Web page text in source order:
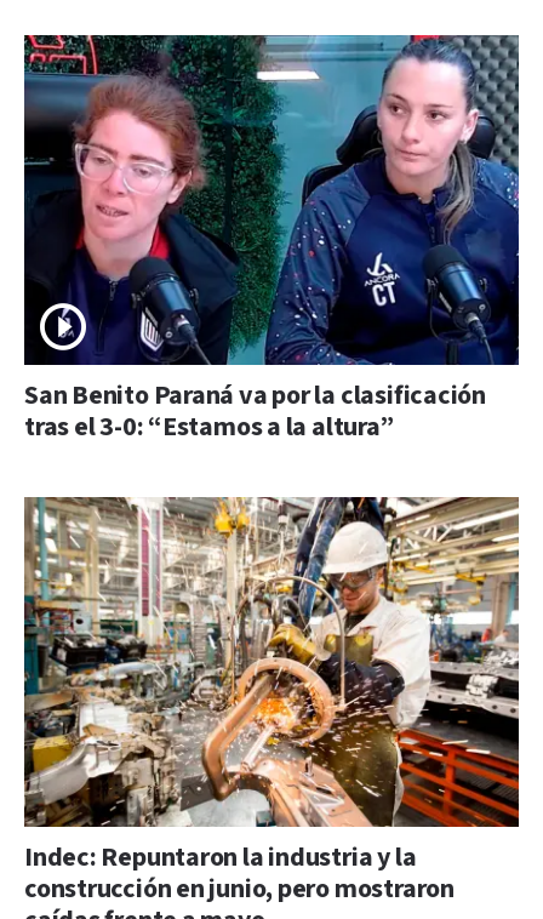
San Benito Paraná va por la clasificación
tras el 3-0: “Estamos a la altura”
Indec: Repuntaron la industria y la
construcción en junio, pero mostraron